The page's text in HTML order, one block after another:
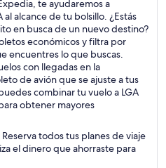
te ayudaremos a
alcance de tu bolsillo. ¿Estás
en busca de un nuevo destino?
económicos y filtra por
encuentres lo que buscas.
con llegadas en la
de avión que se ajuste a tus
combinar tu vuelo a LGA
obtener mayores
todos tus planes de viaje
el dinero que ahorraste para